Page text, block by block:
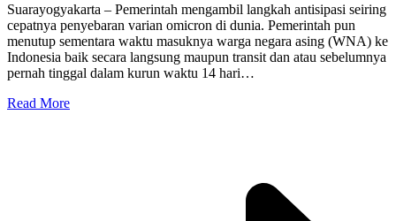
Suarayogyakarta – Pemerintah mengambil langkah antisipasi seiring
cepatnya penyebaran varian omicron di dunia. Pemerintah pun
menutup sementara waktu masuknya warga negara asing (WNA) ke
Indonesia baik secara langsung maupun transit dan atau sebelumnya
pernah tinggal dalam kurun waktu 14 hari…
Read More